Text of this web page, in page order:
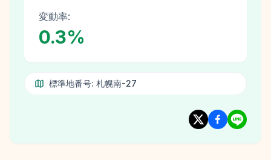
変動率:
0.3%
標準地番号: 札幌南-27